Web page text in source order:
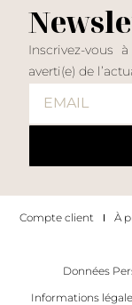
Inscrivez-vous
averti(e) de
Compte client À
Données
Informations